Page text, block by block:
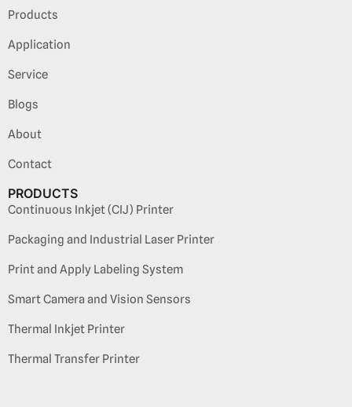
Products
Application
Service
Blogs
About
Contact
PRODUCTS
Continuous Inkjet (CIJ) Printer
Packaging and Industrial Laser Printer
Print and Apply Labeling System
Smart Camera and Vision Sensors
Thermal Inkjet Printer
Thermal Transfer Printer